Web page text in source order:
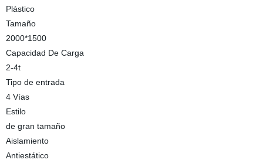
Plástico
Tamaño
2000*1500
Capacidad De Carga
2-4t
Tipo de entrada
4 Vías
Estilo
de gran tamaño
Aislamiento
Antiestático